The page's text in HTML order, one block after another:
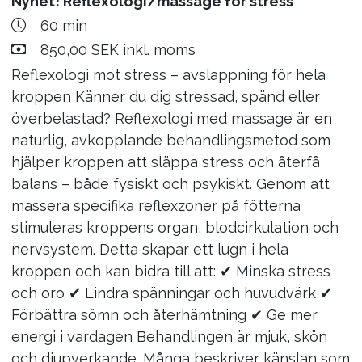
mot den egna naglen Och huden, upp till 4
894604
BOKA
Mer info
90 min
1 200,00 SEK inkl. moms
Medicinsk fotbehandling inklusive avancerad
svampbehandling på mer än 4 naglar, samt
uppbyggnad av svampnaglar trasiga eller
missfärgade naglar. skonsam för huden. för mer
information ring Carina 0733-894604
regelbunden massage av barn. Dock behöver
inga av dessa nämnda symtom vara orsak till att
få massage. Det kan även bara utföras för ett
syfte att få en avkopplande stund. Behandlingen
utförs i samråd med barnet/förälderns önskemål
och behov. Massagen kan vara väldigt mjuk och
behaglig till lite mer behandlande om
muskelspänningar finns. Föräldern ska följa med
sitt barn in på behandlingen.
BOKA
Mer info
Fot och vad-massage
30 min
465,00 SEK inkl. moms
En mild peeling för hela kroppen. Efter att du
Duobehandling Du & Jag - Bad / Massage
90 min
2 750,00 SEK inkl. moms
!!OBS Går bara att boka via mail eller telefon!!
Duobehandling för två personer. Härligt skönt
Ger avslappnande och stabiliserande effekt,
60 min
850,00 SEK inkl. moms
Reflexologi mot stress – avslappning för hela
kroppen Känner du dig stressad, spänd eller
överbelastad? Reflexologi med massage är en
naturlig, avkopplande behandlingsmetod som
hjälper kroppen att släppa stress och återfå
balans – både fysiskt och psykiskt. Genom att
massera specifika reflexzoner på fötterna
stimuleras kroppens organ, blodcirkulation och
nervsystem. Detta skapar ett lugn i hela
kroppen och kan bidra till att: ✔ Minska stress
och oro ✔ Lindra spänningar och huvudvärk ✔
Förbättra sömn och återhämtning ✔ Ge mer
energi i vardagen Behandlingen är mjuk, skön
och djupverkande. Många beskriver känslan som